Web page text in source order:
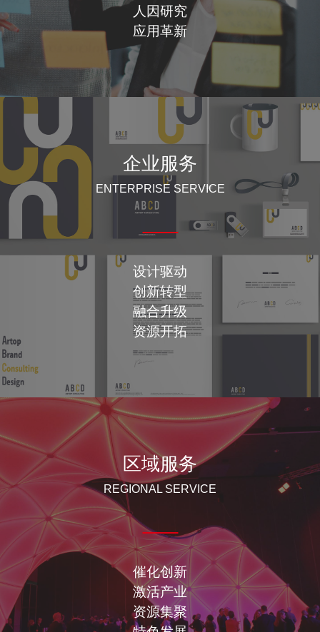
人因研究
应用革新
企业服务
ENTERPRISE SERVICE
设计驱动
创新转型
融合升级
资源开拓
区域服务
REGIONAL SERVICE
催化创新
激活产业
资源集聚